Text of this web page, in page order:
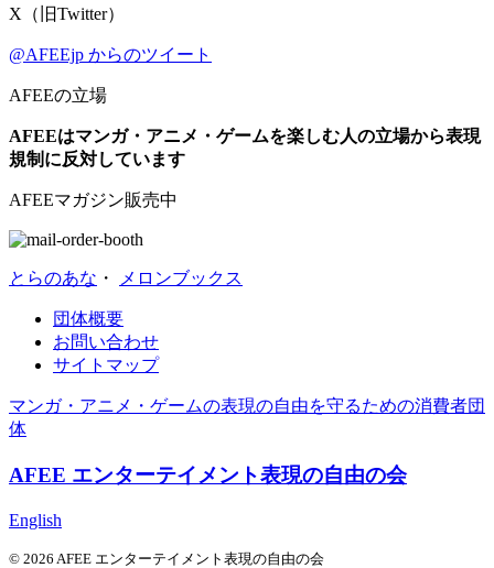
X（旧Twitter）
@AFEEjp からのツイート
AFEEの立場
AFEEはマンガ・アニメ・ゲームを楽しむ人の立場から表現
規制に反対しています
AFEEマガジン販売中
とらのあな ・ メロンブックス
団体概要
お問い合わせ
サイトマップ
マンガ・アニメ・ゲームの表現の自由を守るための消費者団
体
AFEE エンターテイメント表現の自由の会
English
© 2026 AFEE エンターテイメント表現の自由の会